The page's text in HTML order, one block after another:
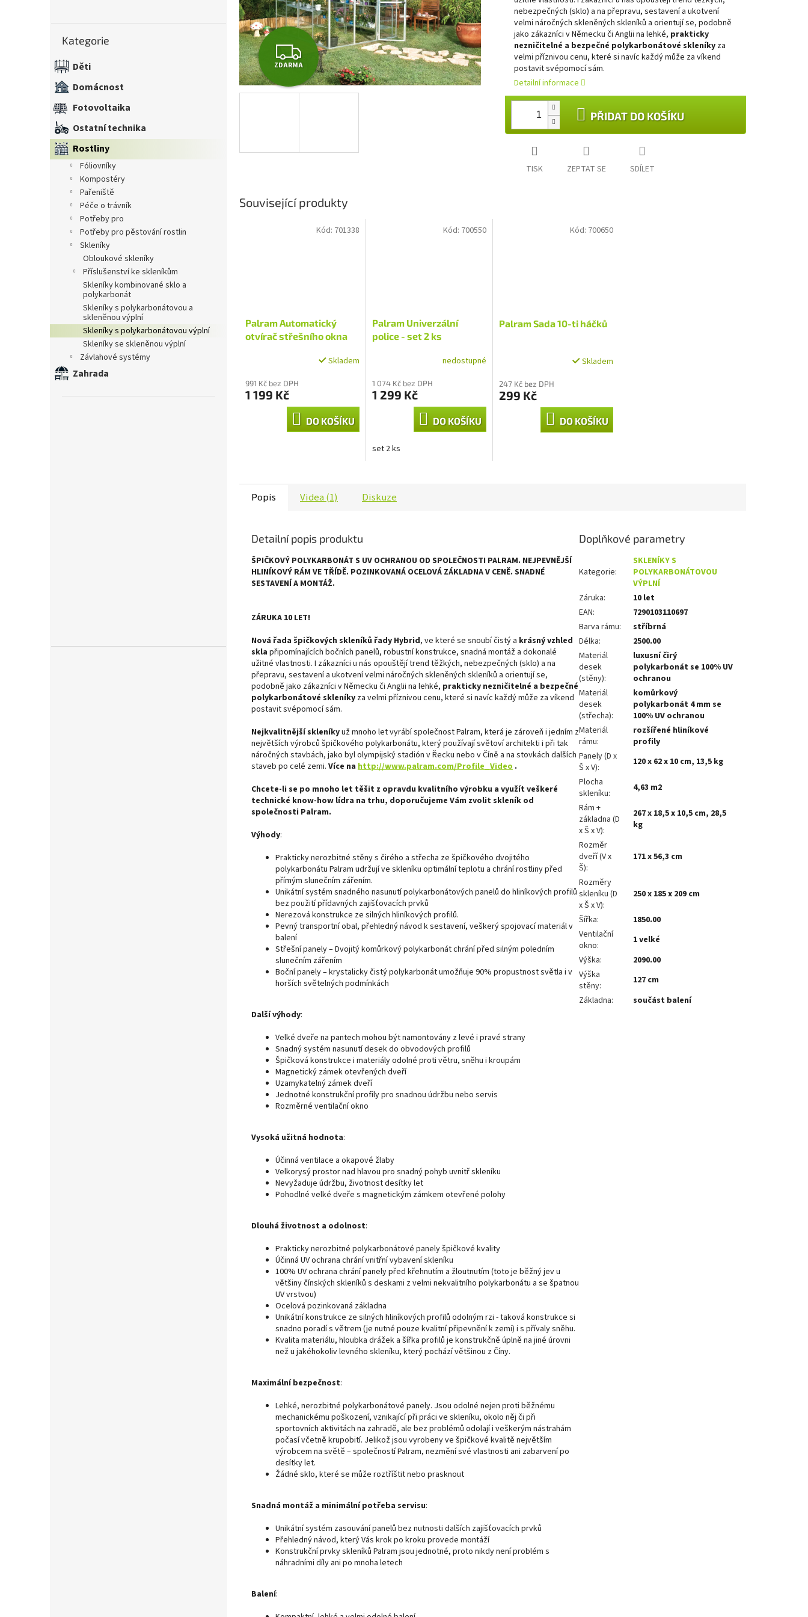
e
kategorie
Kategorie
Děti
Domácnost
Fotovoltaika
Ostatní technika
Rostliny
fóliovníky
kompostéry
pařeniště
péče o trávník
potřeby pro
potřeby pro pěstování rostlin
skleníky
obloukové skleníky
příslušenství ke skleníkům
skleníky kombinované sklo a
polykarbonát
skleníky s polykarbonátovou a
skleněnou výplní
skleníky s polykarbonátovou výplní
skleníky se skleněnou výplní
závlahové systémy
Zahrada
Z
D
M
ZDARMA
PŘIDAT DO KOŠÍKU
nebezpečných (sklo) a na přepravu, sestavení a ukotvení
velmi náročných skleněných skleníků a orientují se, podobně
jako zákazníci v Německu či Anglii na lehké, prakticky
nezničitelné a bezpečné polykarbonátové skleníkyza
velmi příznivou cenu, které si navíc každý může za víkend
postavit svépomocí sám.
Detailní informace
TISK ZEPTAT SE SDÍLET
Související produkty
Palram Automatický
otvírač střešního okna
Skladem
991 Kč bez DPH
1 199 Kč
DO KOŠÍKU
Kód: 701338
Palram Univerzální
police - set 2 ks
nedostupné
1 074 Kč bez DPH
1 299 Kč
DO KOŠÍKU
set 2 ks
Kód: 700550
Palram Sada 10-ti háčků
Skladem
247 Kč bez DPH
299 Kč
DO KOŠÍKU
Kód: 700650
Popis Videa (1) Diskuze
Detailní popis produktu
ŠPIČKOVÝ POLYKARBONÁT S UV OCHRANOU OD SPOLEČNOSTI PALRAM. NEJPEVNĚJŠÍ
HLINÍKOVÝ RÁM VE TŘÍDĚ. POZINKOVANÁ OCELOVÁ ZÁKLADNA V CENĚ. SNADNÉ
SESTAVENÍ A MONTÁŽ.
ZÁRUKA 10 LET!
Nová řada špičkových skleníků řady Hybrid, ve které se snoubí čistý a krásný vzhled
skla připomínajících bočních panelů, robustní konstrukce, snadná montáž a dokonalé
užitné vlastnosti. I zákazníci u nás opouštějí trend těžkých, nebezpečných (sklo) a na
přepravu, sestavení a ukotvení velmi náročných skleněných skleníků a orientují se,
podobně jako zákazníci v Německu či Anglii na lehké, prakticky nezničitelné a bezpečné
polykarbonátové skleníky za velmi příznivou cenu, které si navíc každý může za víkend
postavit svépomocí sám.
Nejkvalitnější skleníkyuž mnoho let vyrábí společnost Palram, která je zároveň i jedním z
největších výrobců špičkového polykarbonátu, který používají světoví architekti i při tak
náročných stavbách, jako byl olympijský stadión v Řecku nebo v Číně a na stovkách dalších
staveb po celé zemi. Více na http://www.palram.com/Profile_Video .
Chcete-li se po mnoho let těšit z opravdu kvalitního výrobku a využít veškeré
technické know-how lídra na trhu, doporučujeme Vám zvolit skleník od
společnosti Palram.
Výhody:
Prakticky nerozbitné stěny s čirého a střecha ze špičkového dvojitého
polykarbonátu Palram udržují ve skleníku optimální teplotu a chrání rostliny před
přímým slunečním zářením.
Unikátní systém snadného nasunutí polykarbonátových panelů do hliníkových profilů
bez použití přídavných zajišťovacích prvků
Nerezová konstrukce ze silných hliníkových profilů.
Pevný transportní obal, přehledný návod k sestavení, veškerý spojovací materiál v
balení
Střešní panely – Dvojitý komůrkový polykarbonát chrání před silným poledním
slunečním zářením
Boční panely – krystalicky čistý polykarbonát umožňuje 90% propustnost světla i v
horších světelných podmínkách
Další výhody:
Velké dveře na pantech mohou být namontovány z levé i pravé strany
Snadný systém nasunutí desek do obvodových profilů
Špičková konstrukce i materiály odolné proti větru, sněhu i kroupám
Magnetický zámek otevřených dveří
Uzamykatelný zámek dveří
Jednotné konstrukční profily pro snadnou údržbu nebo servis
Rozměrné ventilační okno
Vysoká užitná hodnota:
Účinná ventilace a okapové žlaby
Velkorysý prostor nad hlavou pro snadný pohyb uvnitř skleníku
Nevyžaduje údržbu, životnost desítky let
Pohodlné velké dveře s magnetickým zámkem otevřené polohy
Dlouhá životnost a odolnost:
Prakticky nerozbitné polykarbonátové panely špičkové kvality
Účinná UV ochrana chrání vnitřní vybavení skleníku
100% UV ochrana chrání panely před křehnutím a žloutnutím (toto je běžný jev u
většiny čínských skleníků s deskami z velmi nekvalitního polykarbonátu a se špatnou
UV vrstvou)
Ocelová pozinkovaná základna
Unikátní konstrukce ze silných hliníkových profilů odolným rzi - taková konstrukce si
snadno poradí s větrem (je nutné pouze kvalitní připevnění k zemi) i s přívaly sněhu.
Kvalita materiálu, hloubka drážek a šířka profilů je konstrukčně úplně na jiné úrovni
než u jakéhokoliv levného skleníku, který pochází většinou z Číny.
Maximální bezpečnost:
Lehké, nerozbitné polykarbonátové panely. Jsou odolné nejen proti běžnému
mechanickému poškození, vznikající při práci ve skleníku, okolo něj či při
sportovních aktivitách na zahradě, ale bez problémů odolají i veškerým nástrahám
počasí včetně krupobití. Jelikož jsou vyrobeny ve špičkové kvalitě největším
výrobcem na světě – společností Palram, nezmění své vlastnosti ani zabarvení po
desítky let.
Žádné sklo, které se může roztříštit nebo prasknout
Snadná montáž a minimální potřeba servisu:
Unikátní systém zasouvání panelů bez nutnosti dalších zajišťovacích prvků
Přehledný návod, který Vás krok po kroku provede montáží
Konstrukční prvky skleníků Palram jsou jednotné, proto nikdy není problém s
náhradními díly ani po mnoha letech
Balení:
Doplňkové parametry
Kategorie:
SKLENÍKY S
POLYKARBONÁTOVOU
VÝPLNÍ
Záruka:
10 let
EAN:
7290103110697
Barva rámu:
stříbrná
Délka:
2500.00
Materiál
desek
(stěny):
luxusní čirý
polykarbonát se 100% UV
ochranou
Materiál
desek
(střecha):
komůrkový
polykarbonát 4 mm se
100% UV ochranou
Materiál
rámu:
rozšířené hliníkové
profily
Panely (D x
Š x V):
120 x 62 x 10 cm, 13,5 kg
Plocha
skleníku:
4,63 m2
Rám +
základna (D
x Š x V):
267 x 18,5 x 10,5 cm, 28,5
kg
Rozměr
dveří (V x
Š):
171 x 56,3 cm
Rozměry
skleníku (D
x Š x V):
250 x 185 x 209 cm
Šířka:
1850.00
Ventilační
okno:
1 velké
Výška:
2090.00
Výška
stěny:
127 cm
Základna: součást balení